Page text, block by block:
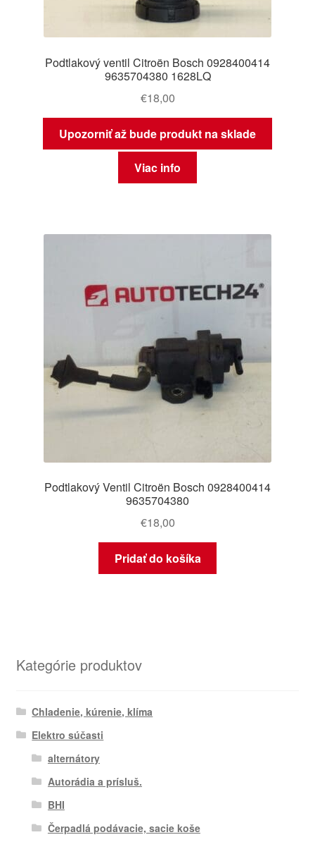
Podtlakový ventil Citroën Bosch 0928400414
9635704380 1628LQ
€18,00
Upozorniť až bude produkt na sklade
Viac info
Podtlakový Ventil Citroën Bosch 0928400414
9635704380
€18,00
Pridať do košíka
Kategórie produktov
Chladenie, kúrenie, klíma
Elektro súčasti
alternátory
Autorádia a prísluš.
BHI
Čerpadlá podávacie, sacie koše